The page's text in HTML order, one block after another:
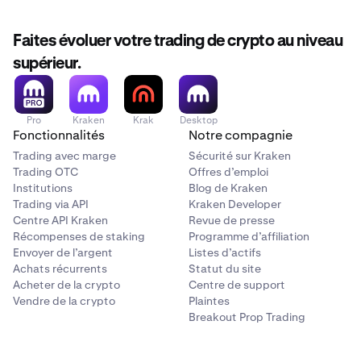
Faites évoluer votre trading de crypto au niveau
supérieur.
Pro Kraken Krak Desktop
Fonctionnalités
Trading avec marge
Trading OTC
Institutions
Trading via API
Centre API Kraken
Récompenses de staking
Envoyer de l’argent
Achats récurrents
Acheter de la crypto
Vendre de la crypto
Notre compagnie
Sécurité sur Kraken
Offres d’emploi
Blog de Kraken
Kraken Developer
Revue de presse
Programme d’affiliation
Listes d’actifs
Statut du site
Centre de support
Plaintes
Breakout Prop Trading